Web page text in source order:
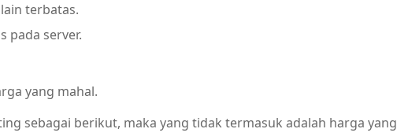
terbatas.
pada server.
yang mahal.
sebagai berikut, maka yang tidak termasuk adalah harga yang